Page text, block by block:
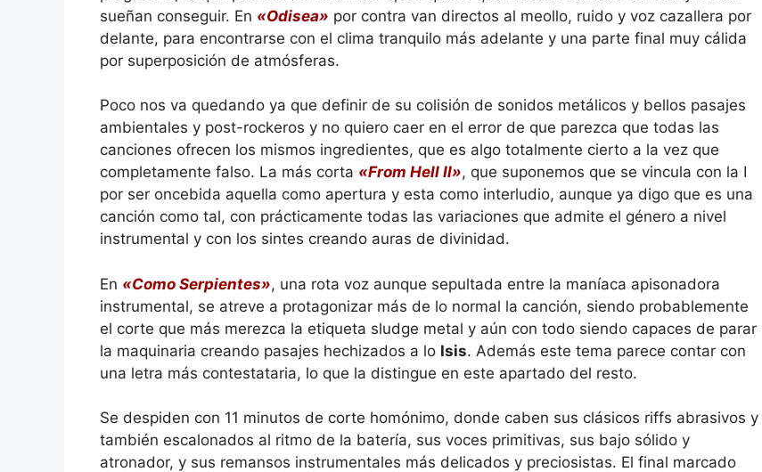
sueñan conseguir. En «Odisea» por contra van directos al meollo, ruido y voz cazallera por
delante, para encontrarse con el clima tranquilo más adelante y una parte final muy cálida
por superposición de atmósferas.
Poco nos va quedando ya que definir de su colisión de sonidos metálicos y bellos pasajes
ambientales y post-rockeros y no quiero caer en el error de que parezca que todas las
canciones ofrecen los mismos ingredientes, que es algo totalmente cierto a la vez que
completamente falso. La más corta «From Hell II», que suponemos que se vincula con la I
por ser oncebida aquella como apertura y esta como interludio, aunque ya digo que es una
canción como tal, con prácticamente todas las variaciones que admite el género a nivel
instrumental y con los sintes creando auras de divinidad.
En «Como Serpientes», una rota voz aunque sepultada entre la maníaca apisonadora
instrumental, se atreve a protagonizar más de lo normal la canción, siendo probablemente
el corte que más merezca la etiqueta sludge metal y aún con todo siendo capaces de parar
la maquinaria creando pasajes hechizados a lo Isis. Además este tema parece contar con
una letra más contestataria, lo que la distingue en este apartado del resto.
Se despiden con 11 minutos de corte homónimo, donde caben sus clásicos riffs abrasivos y
también escalonados al ritmo de la batería, sus voces primitivas, sus bajo sólido y
atronador, y sus remansos instrumentales más delicados y preciosistas. El final marcado